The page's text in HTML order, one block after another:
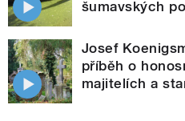
šumavských
Josef
příběh o
majitelích a